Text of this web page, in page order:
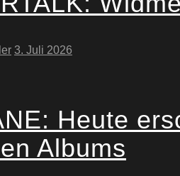
3. Juli 2026
Heute
Albums